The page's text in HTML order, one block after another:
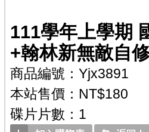
111學年上學期
+翰林新無敵自
商品編號：Yjx3891
本站售價：NT$180
碟片片數：1